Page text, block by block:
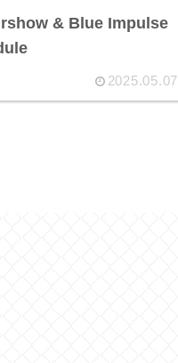
& Blue Impulse
2025.05.07